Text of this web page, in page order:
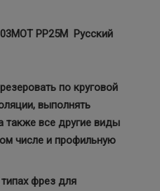
PP25M Русский
по круговой
выполнять
также все другие виды
числе и профильную
фрез для